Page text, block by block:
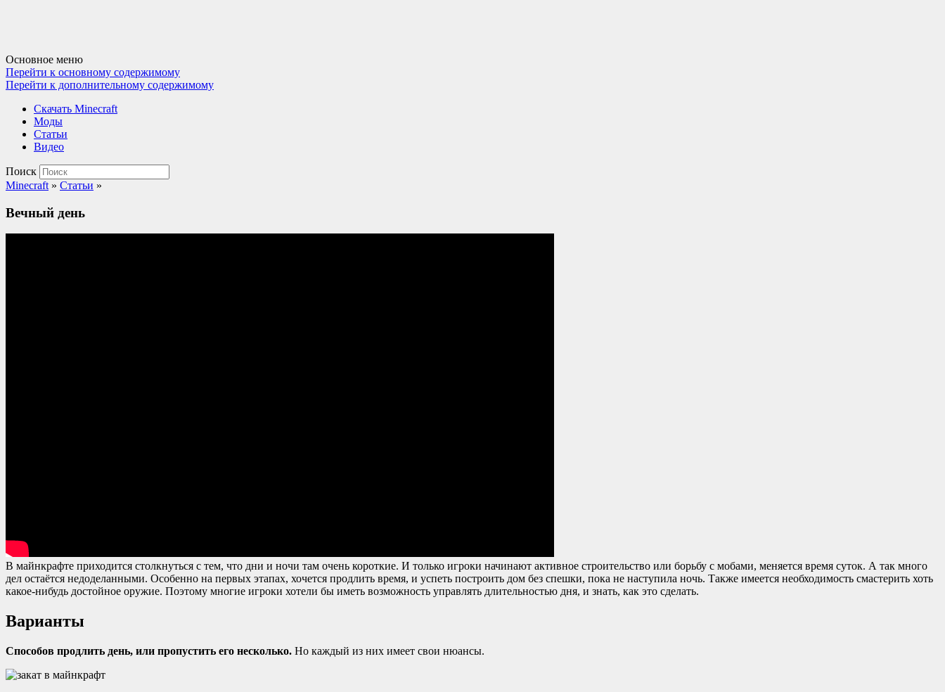
Основное меню
Перейти к основному содержимому
Перейти к дополнительному содержимому
Cкачать Minecraft
Моды
Статьи
Видео
Поиск
Minecraft » Статьи »
Вечный день
В майнкрафте приходится столкнуться с тем, что дни и ночи там очень короткие. И только игроки начинают активное строительство или борьбу с мобами, меняется время суток. А так много
дел остаётся недоделанными. Особенно на первых этапах, хочется продлить время, и успеть построить дом без спешки, пока не наступила ночь. Также имеется необходимость смастерить хоть
какое-нибудь достойное оружие. Поэтому многие игроки хотели бы иметь возможность управлять длительностью дня, и знать, как это сделать.
Варианты
Способов продлить день, или пропустить его несколько. Но каждый из них имеет свои нюансы.